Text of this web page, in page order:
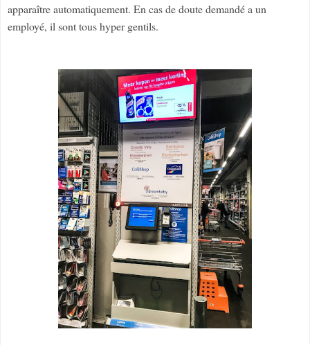
apparaître automatiquement. En cas de doute demandé a un
employé, il sont tous hyper gentils.